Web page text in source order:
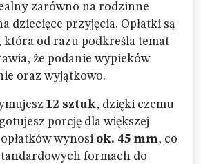
zarówno na rodzinne
dziecięce przyjęcia. Opłatki są
od razu podkreśla temat
że podanie wypieków
oraz wyjątkowo.
12 sztuk, dzięki czemu
porcję dla większej
wynosi ok. 45 mm, co
formach do